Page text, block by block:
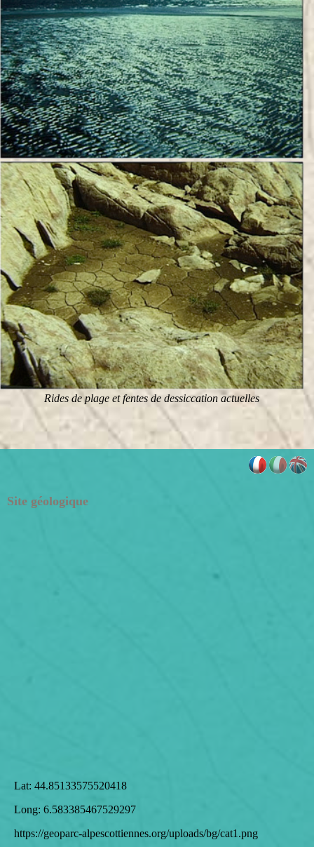
Rides de plage et fentes de dessiccation actuelles
Site géologique
Lat: 44.85133575520418
Long: 6.583385467529297
https://geoparc-alpescottiennes.org/uploads/bg/cat1.png